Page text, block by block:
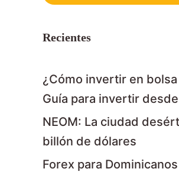
Recientes
¿Cómo invertir en bolsa
Guía para invertir
NEOM: La ciudad
billón de dólares
Forex para Dominicanos